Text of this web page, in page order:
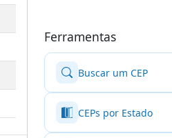
Ferramentas
Buscar um CEP
CEPs por Estado